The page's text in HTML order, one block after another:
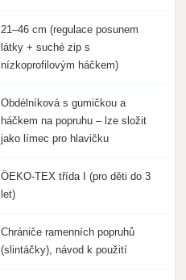
21–46 cm (regulace posunem
látky + suché zip s
nízkoprofilovým háčkem)
Obdélníková s gumičkou a
háčkem na popruhu – lze složit
jako límec pro hlavičku
ÖEKO-TEX třída I (pro děti do 3
let)
Chrániče ramenních popruhů
(slintáčky), návod k použití